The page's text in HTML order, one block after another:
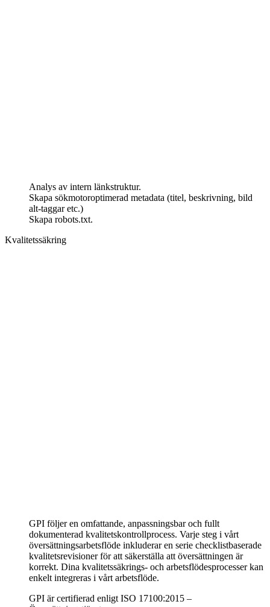
Analys av intern länkstruktur.
Skapa sökmotoroptimerad metadata (titel, beskrivning, bild
alt-taggar etc.)
Skapa robots.txt.
Kvalitetssäkring
GPI följer en omfattande, anpassningsbar och fullt
dokumenterad kvalitetskontrollprocess. Varje steg i vårt
översättningsarbetsflöde inkluderar en serie checklistbaserade
kvalitetsrevisioner för att säkerställa att översättningen är
korrekt. Dina kvalitetssäkrings- och arbetsflödesprocesser kan
enkelt integreras i vårt arbetsflöde.
GPI är certifierad enligt ISO 17100:2015 –